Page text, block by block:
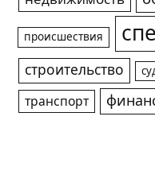
происшествия
строительство
транспорт